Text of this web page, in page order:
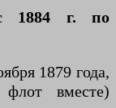
1884 г. по
1879 года,
вместе)